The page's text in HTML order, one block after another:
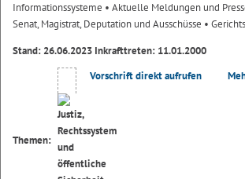
Informationssysteme • Aktuelle Meldungen und
Senat, Magistrat, Deputation und Ausschüsse •
Stand: 26.06.2023 Inkrafttreten: 11.01.2000
Themen:
Vorschrift direkt aufrufen